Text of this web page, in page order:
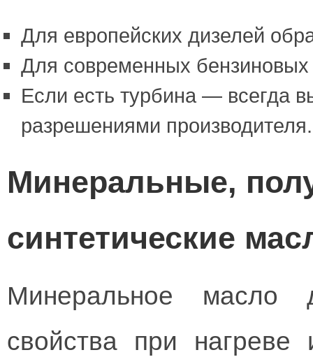
Для европейских дизелей
Для современных
Если есть турбина — всегда
разрешениями производителя.
Минеральные,
синтетические
Минеральное масло
свойства при